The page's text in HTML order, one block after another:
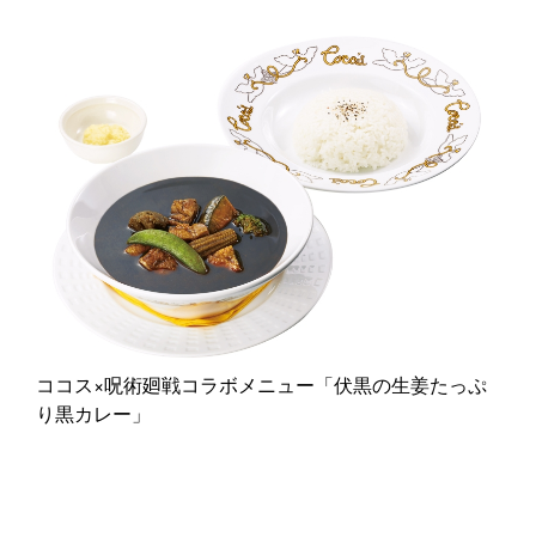
ココス×呪術廻戦コラボメニュー「伏黒の生姜たっぷ
り黒カレー」